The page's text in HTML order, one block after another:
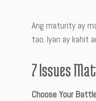
Ang maturity ay
tao. Iyan ay kahit
7 Issues
Choose Your